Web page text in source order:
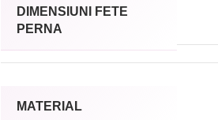
DIMENSIUNI FETE
PERNA
MATERIAL